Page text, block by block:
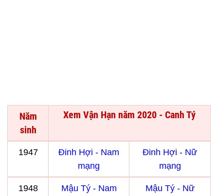
Năm
sinh
Xem Vận Hạn năm 2020 - Canh Tý
1947
Đinh Hợi - Nam
mạng
Đinh Hợi - Nữ
mạng
1948
Mậu Tý - Nam
Mậu Tý - Nữ